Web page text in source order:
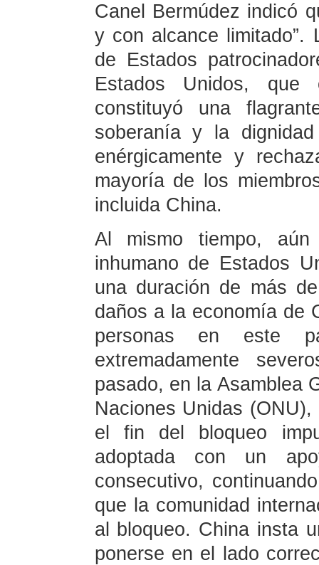
Canel Bermúdez indicó
y con alcance limitado”.
de Estados
Estados Unidos, que
constituyó una
soberanía y la
enérgicamente y
mayoría de los
incluida China.
Al mismo tiempo,
inhumano de Estados
una duración de más
daños a la economía de
personas en este
extremadamente
pasado, en la Asamblea
Naciones Unidas
el fin del bloqueo
adoptada con un
consecutivo,
que la comunidad
al bloqueo. China insta
ponerse en el lado